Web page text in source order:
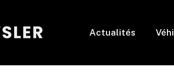
Actualités